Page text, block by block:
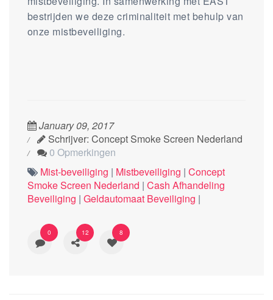
bestrijden we deze criminaliteit met behulp van
onze mistbeveiliging.
January 09, 2017
Schrijver: Concept Smoke Screen Nederland
0 Opmerkingen
Mist-beveiliging | Mistbeveiliging | Concept
Smoke Screen Nederland | Cash Afhandeling
Beveiliging | Geldautomaat Beveiliging |
0 12 8